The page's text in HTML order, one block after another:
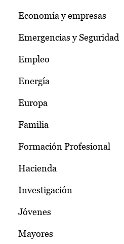
Economía y empresas
Emergencias y Seguridad
Empleo
Energía
Europa
Familia
Formación Profesional
Hacienda
Investigación
Jóvenes
Mayores